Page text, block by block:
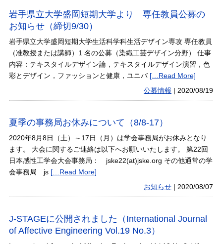
岩手県立大学盛岡短期大学より 専任教員公募の
お知らせ（締切9/30）
岩手県立大学盛岡短期大学生活科学科生活デザイン専攻 専任教員
（准教授または講師）1 名の公募（染織工芸デザイン分野） 仕事
内容：テキスタイルデザイン論，テキスタイルデザイン演習，色
彩とデザイン，ファッションと健康，ユニバ […Read More]
公募情報 |2020/08/19
夏季の事務局お休みについて（8/8-17）
2020年8月8日（土）～17日（月）は学会事務局がお休みとなり
ます。 大会に関するご連絡は以下へお願いいたします。 第22回
日本感性工学会大会事務局： jske22(at)jske.org その他通常の学
会事務局 js […Read More]
お知らせ |2020/08/07
J-STAGEに公開されました（International Journal
of Affective Engineering Vol.19 No.3）